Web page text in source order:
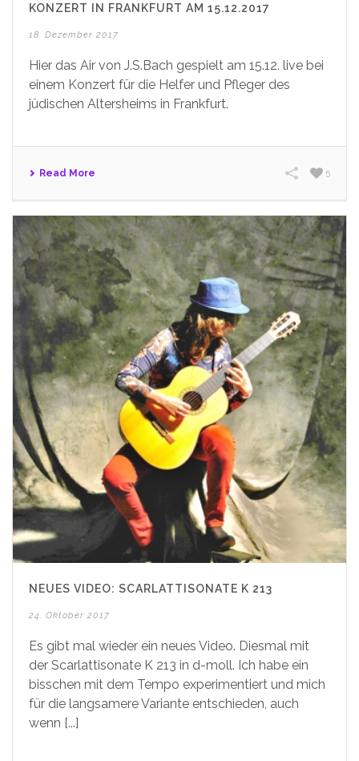
KONZERT IN FRANKFURT AM 15.12.2017
18. Dezember 2017
Hier das Air von J.S.Bach gespielt am 15.12. live bei
einem Konzert für die Helfer und Pfleger des
jüdischen Altersheims in Frankfurt.
Read More 5
NEUES VIDEO: SCARLATTISONATE K 213
24. Oktober 2017
Es gibt mal wieder ein neues Video. Diesmal mit
der Scarlattisonate K 213 in d-moll. Ich habe ein
bisschen mit dem Tempo experimentiert und mich
für die langsamere Variante entschieden, auch
wenn [...]